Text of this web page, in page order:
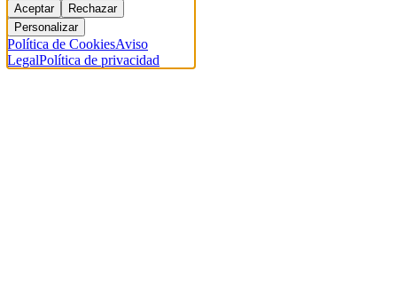
Aceptar
Rechazar
Personalizar
Política de CookiesAviso
LegalPolítica de privacidad